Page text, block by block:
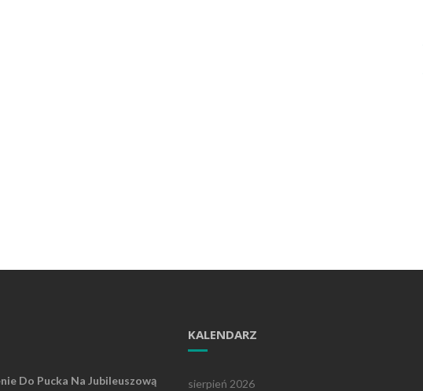
Do Pucka Na Jubileuszową
KALENDARZ
sierpień 2026